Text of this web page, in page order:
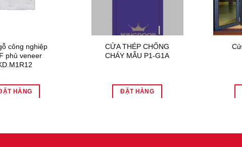
công nghiệp
phủ veneer
HÀNG
CỬA THÉP CHỐNG
CHÁY MẪU P1-G1A
ĐẶT HÀNG